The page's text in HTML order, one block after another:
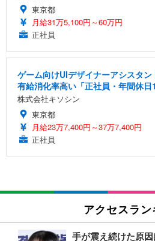
東京都
月給31万5,100円～60万円
正社員
ゲーム向けUIデザイナーアシスタ
有給消化率高い「正社員・年間休
株式会社キソシン
東京都
月給23万7,400円～37万7,400円
正社員
アクセスラン
手が震え続けた原